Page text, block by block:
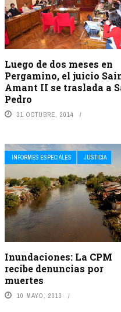
Luego de dos meses en
Pergamino, el juicio
Amant II se traslada a
Pedro
31 OCTUBRE, 2014
INFORMES ESPECIALES JUSTICIA
Inundaciones: La CPM
recibe denuncias por
muertes
10 MAYO, 2013